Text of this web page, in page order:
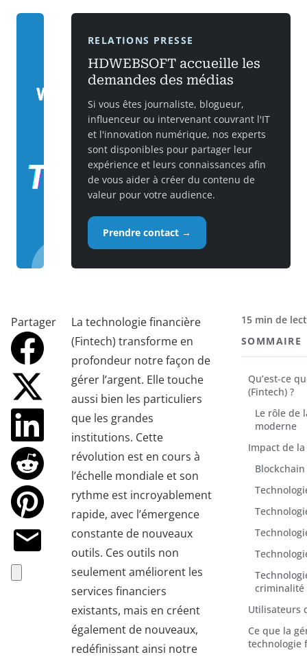
RELATIONS PRESSE
HDWEBSOFT accueille les
demandes des médias
Si vous êtes journaliste, blogueur,
influenceur ou intervenant couvrant l'IT
et l'innovation numérique, nos experts
sont disponibles pour partager leur
expérience et leurs connaissances afin
de vous aider à créer du contenu de
valeur pour votre audience.
Prendre contact →
Partager
La technologie financière
(Fintech) transforme en
profondeur notre façon de
gérer l’argent. Elle touche
aussi bien les particuliers
que les grandes
institutions. Cette
révolution est en cours à
l’échelle mondiale et son
rythme est incroyablement
rapide, avec l’émergence
constante de nouveaux
outils. Ces outils non
seulement améliorent les
services financiers
existants, mais en créent
également de nouveaux,
redéfinissant ainsi notre
15 min de
SOMMAIRE
Qu’est-ce
(Fintech) ?
Le rôle de
moderne
Impact de
Blockchain
criminalité
Utilisateurs
Ce que la
technologie